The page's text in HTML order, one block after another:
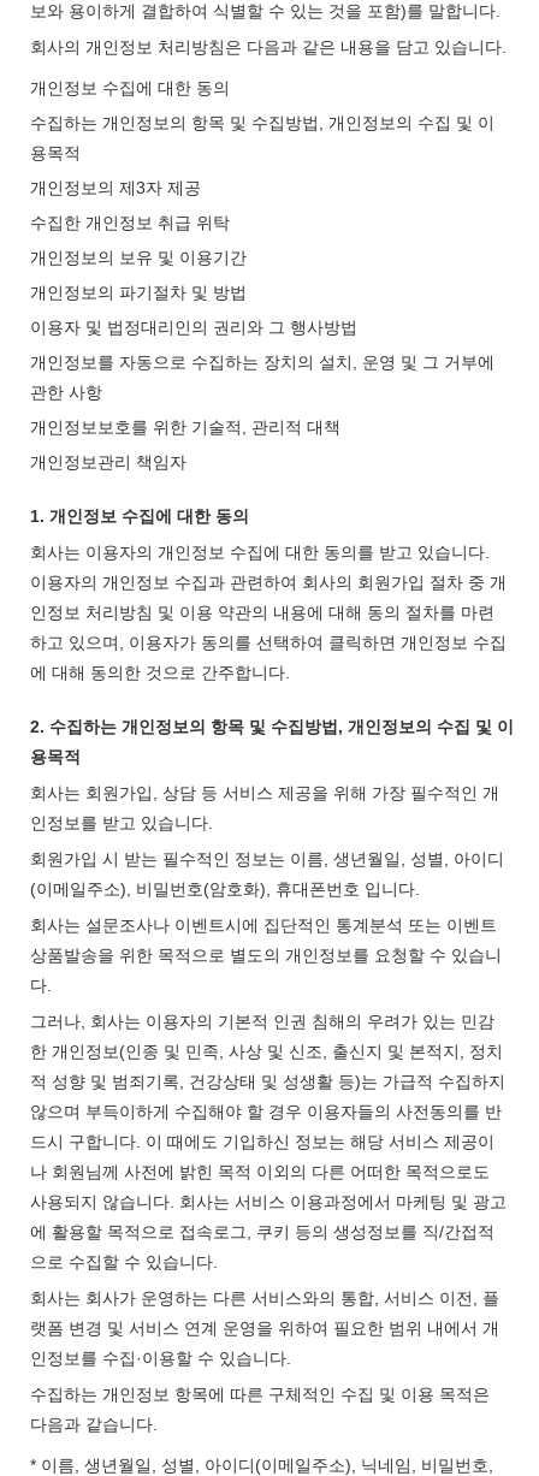
보와 용이하게 결합하여 식별할 수 있는 것을 포함)를 말합니다.
회사의 개인정보 처리방침은 다음과 같은 내용을 담고 있습니다.
개인정보 수집에 대한 동의
수집하는 개인정보의 항목 및 수집방법, 개인정보의 수집 및 이
용목적
개인정보의 제3자 제공
수집한 개인정보 취급 위탁
개인정보의 보유 및 이용기간
개인정보의 파기절차 및 방법
이용자 및 법정대리인의 권리와 그 행사방법
개인정보를 자동으로 수집하는 장치의 설치, 운영 및 그 거부에
관한 사항
개인정보보호를 위한 기술적, 관리적 대책
개인정보관리 책임자
1. 개인정보 수집에 대한 동의
회사는 이용자의 개인정보 수집에 대한 동의를 받고 있습니다.
이용자의 개인정보 수집과 관련하여 회사의 회원가입 절차 중 개
인정보 처리방침 및 이용 약관의 내용에 대해 동의 절차를 마련
하고 있으며, 이용자가 동의를 선택하여 클릭하면 개인정보 수집
에 대해 동의한 것으로 간주합니다.
2. 수집하는 개인정보의 항목 및 수집방법, 개인정보의 수집 및 이
용목적
회사는 회원가입, 상담 등 서비스 제공을 위해 가장 필수적인 개
인정보를 받고 있습니다.
회원가입 시 받는 필수적인 정보는 이름, 생년월일, 성별, 아이디
(이메일주소), 비밀번호(암호화), 휴대폰번호 입니다.
회사는 설문조사나 이벤트시에 집단적인 통계분석 또는 이벤트
상품발송을 위한 목적으로 별도의 개인정보를 요청할 수 있습니
다.
그러나, 회사는 이용자의 기본적 인권 침해의 우려가 있는 민감
한 개인정보(인종 및 민족, 사상 및 신조, 출신지 및 본적지, 정치
적 성향 및 범죄기록, 건강상태 및 성생활 등)는 가급적 수집하지
않으며 부득이하게 수집해야 할 경우 이용자들의 사전동의를 반
드시 구합니다. 이 때에도 기입하신 정보는 해당 서비스 제공이
나 회원님께 사전에 밝힌 목적 이외의 다른 어떠한 목적으로도
사용되지 않습니다. 회사는 서비스 이용과정에서 마케팅 및 광고
에 활용할 목적으로 접속로그, 쿠키 등의 생성정보를 직/간접적
으로 수집할 수 있습니다.
회사는 회사가 운영하는 다른 서비스와의 통합, 서비스 이전, 플
랫폼 변경 및 서비스 연계 운영을 위하여 필요한 범위 내에서 개
인정보를 수집·이용할 수 있습니다.
수집하는 개인정보 항목에 따른 구체적인 수집 및 이용 목적은
다음과 같습니다.
* 이름, 생년월일, 성별, 아이디(이메일주소), 닉네임, 비밀번호,